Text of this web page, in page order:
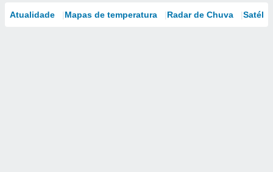
Atualidade Mapas de temperatura Radar de Chuva